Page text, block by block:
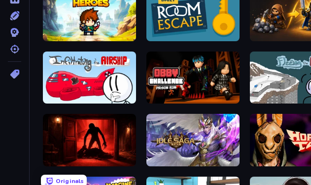
Cup Heroes Daily Room Escape Gothic Story RPG
Infiltrating the Airship Obby Challenge: Prison Run Fleeing the Complex
Doors Castle Idle Saga Horror Tale
Originals